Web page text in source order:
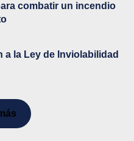
combatir un incendio
a la Ley de Inviolabilidad